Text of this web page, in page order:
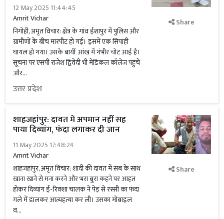
12 May 2025 11:44:45
Amrit Vichar
निगोही, अमृत विचार: क्षेत्र के गांव ईशापुर में पुलिस और
ग्रामीणों के बीच मारपीट हो गई। इसमें एक सिपाही
घायल हो गया। उसके बायीं आंख में गंभीर चोट आई है।
सूचना पर एसपी राजेश द्विवेदी भी मेडिकल कॉलेज पहुंचे
और...
उत्तर प्रदेश
Share
शाहजहांपुर: दावत में अपमान नहीं सह
पाया दिव्यांग, फंदा लगाकर दी जान
11 May 2025 17:48:24
Amrit Vichar
शाहजहांपुर, अमृत विचार: शादी की दावत में सब के साथ
खाना खाने से मना करने और भरा बुरा कहने पर आहत
होकर दिव्यांग ई-रिक्शा चालक ने पेड़ से रस्सी का फंदा
गले में डालकर आत्महत्या कर ली। उसका मोबाइल
व...
Share